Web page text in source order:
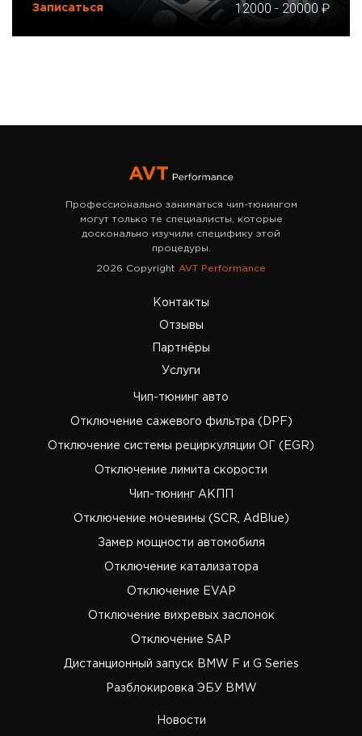
Записаться 12000 - 20000
Профессионально заниматься чип-тюнингом
могут только те специалисты, которые
досконально изучили специфику этой
процедуры.
2026 Copyright AVT Performance
Новости
Услуги
Чип-тюнинг авто
Отключение сажевого фильтра (DPF)
Отключение системы рециркуляции ОГ (EGR)
Отключение лимита скорости
Чип-тюнинг АКПП
Отключение мочевины (SCR, AdBlue)
Замер мощности автомобиля
Отключение катализатора
Отключение EVAP
Отключение вихревых заслонок
Отключение SAP
Дистанционный запуск BMW F и G Series
Разблокировка ЭБУ BMW
Партнёры
Отзывы
Контакты